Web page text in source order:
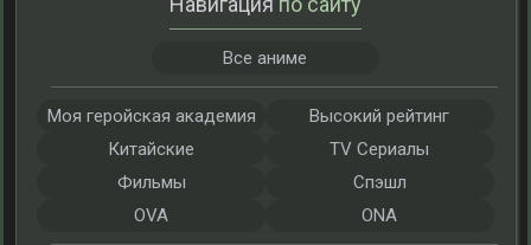
Все аниме
Моя геройская академия
Высокий рейтинг
Китайские
TV Сериалы
Фильмы
Спэшл
OVA
ONA